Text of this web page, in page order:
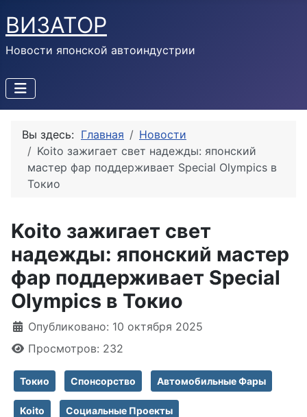
ВИЗАТОР
Новости японской автоиндустрии
Вы здесь: Главная
Новости
Koito зажигает свет надежды: японский
мастер фар поддерживает Special Olympics в
Токио
Koito зажигает свет
надежды: японский мастер
фар поддерживает Special
Olympics в Токио
Информация о материале
Опубликовано: 10 октября 2025
Просмотров: 232
Токио Спонсорство Автомобильные Фары
Koito Социальные Проекты